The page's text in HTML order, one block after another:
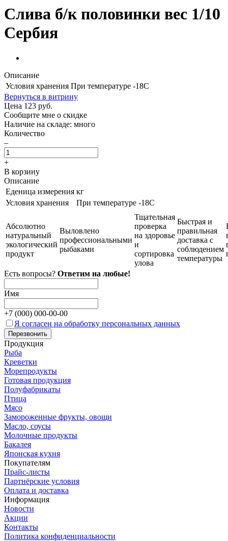
Слива б/к половинки вес 1/10
Сербия
Описание
Условия хранения При температуре -18С
Вернуться в витрину
Цена 123 руб.
Сообщите мне о скидке
Наличие на складе: много
Количество
–
+
В корзину
Описание
Еденица измерения кг
Условия хранения
При температуре -18С
Абсолютно
натуральный
экологический
продукт
Выловлено
профессиональными
рыбаками
Тщательная
проверка
на здоровье
и
сортировка
улова
Быстрая и
правильная
доставка с
соблюдением
температуры
Есть вопросы? Ответим на любые!
Имя
+7 (000) 000-00-00
Я согласен на обработку персональных данных
Продукция
Рыба
Креветки
Морепродукты
Готовая продукция
Полуфабрикаты
Птица
Мясо
Замороженные фрукты, овощи
Масло, соусы
Молочные продукты
Бакалея
Японская кухня
Покупателям
Прайс-листы
Партнёрские условия
Оплата и доставка
Информация
Новости
Акции
Контакты
Политика конфиденциальности